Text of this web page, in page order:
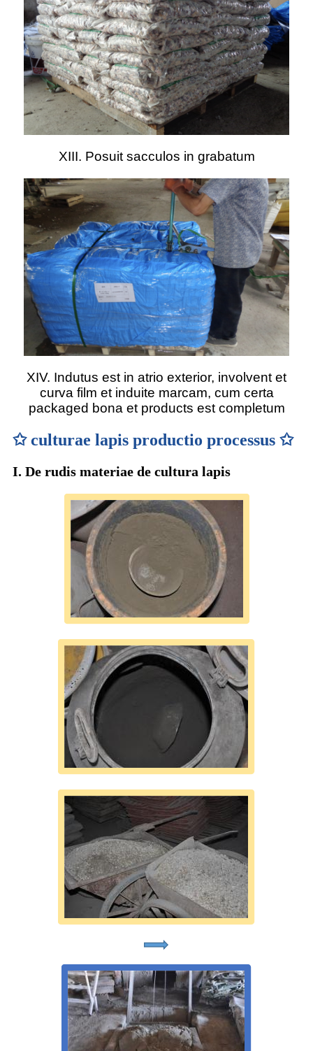
XIII. Posuit sacculos in grabatum
XIV. Indutus est in atrio exterior, involvent et
curva film et induite marcam, cum certa
packaged bona et products est completum
✩ culturae lapis productio processus ✩
I. De rudis materiae de cultura lapis